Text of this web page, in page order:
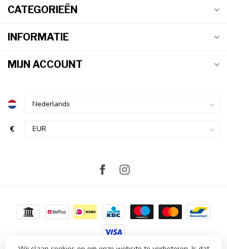
CATEGORIEËN
INFORMATIE
MIJN ACCOUNT
€